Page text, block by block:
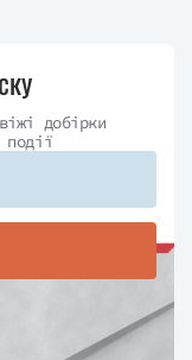
добірки
події